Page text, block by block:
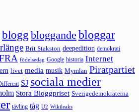
blogg bloggande bloggar
Brit Stakston deepedition demokrati
födelsedag Google historia Internet
livet media musik Mymlan Piratpartiet
SJ sociala medier
Stora Bloggpriset Sverigedemokraterna
tävling tåg U2 Wikileaks